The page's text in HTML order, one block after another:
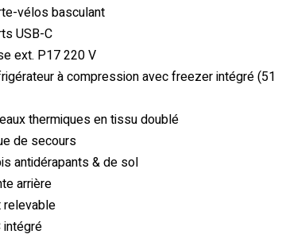
vélos basculant
USB-C
ext. P17 220 V
à compression avec freezer intégré (51
thermiques en tissu doublé
de secours
antidérapants & de sol
arrière
relevable
intégré